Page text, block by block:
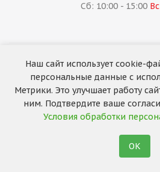
Сб: 10:00 - 15:00
2026 © «За
Запуск сайта —
Наш сайт использует cookie-
персональные данные с
Метрики. Это улучшает работу
ним. Подтвердите ваше
Условия обработки
ОК